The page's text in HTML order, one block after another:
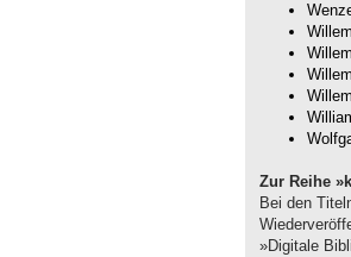
Zur Reihe
Bei den
»Digitale